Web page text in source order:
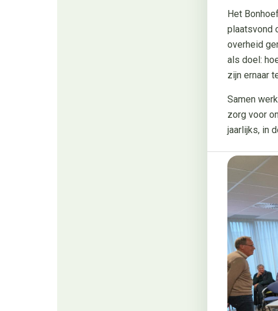
Het
plaatsvond
overheid
als doel:
zijn ernaar
Samen
zorg voor
jaarlijks, in